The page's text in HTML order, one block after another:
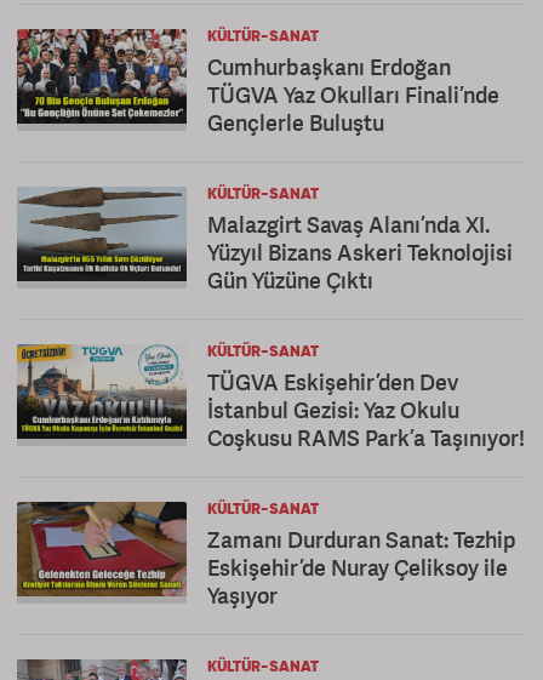
KÜLTÜR-SANAT
Cumhurbaşkanı Erdoğan
TÜGVA Yaz Okulları Finali’nde
Gençlerle Buluştu
KÜLTÜR-SANAT
Malazgirt Savaş Alanı’nda XI.
Yüzyıl Bizans Askeri Teknolojisi
Gün Yüzüne Çıktı
KÜLTÜR-SANAT
TÜGVA Eskişehir’den Dev
İstanbul Gezisi: Yaz Okulu
Coşkusu RAMS Park’a Taşınıyor!
KÜLTÜR-SANAT
Zamanı Durduran Sanat: Tezhip
Eskişehir’de Nuray Çeliksoy ile
Yaşıyor
KÜLTÜR-SANAT